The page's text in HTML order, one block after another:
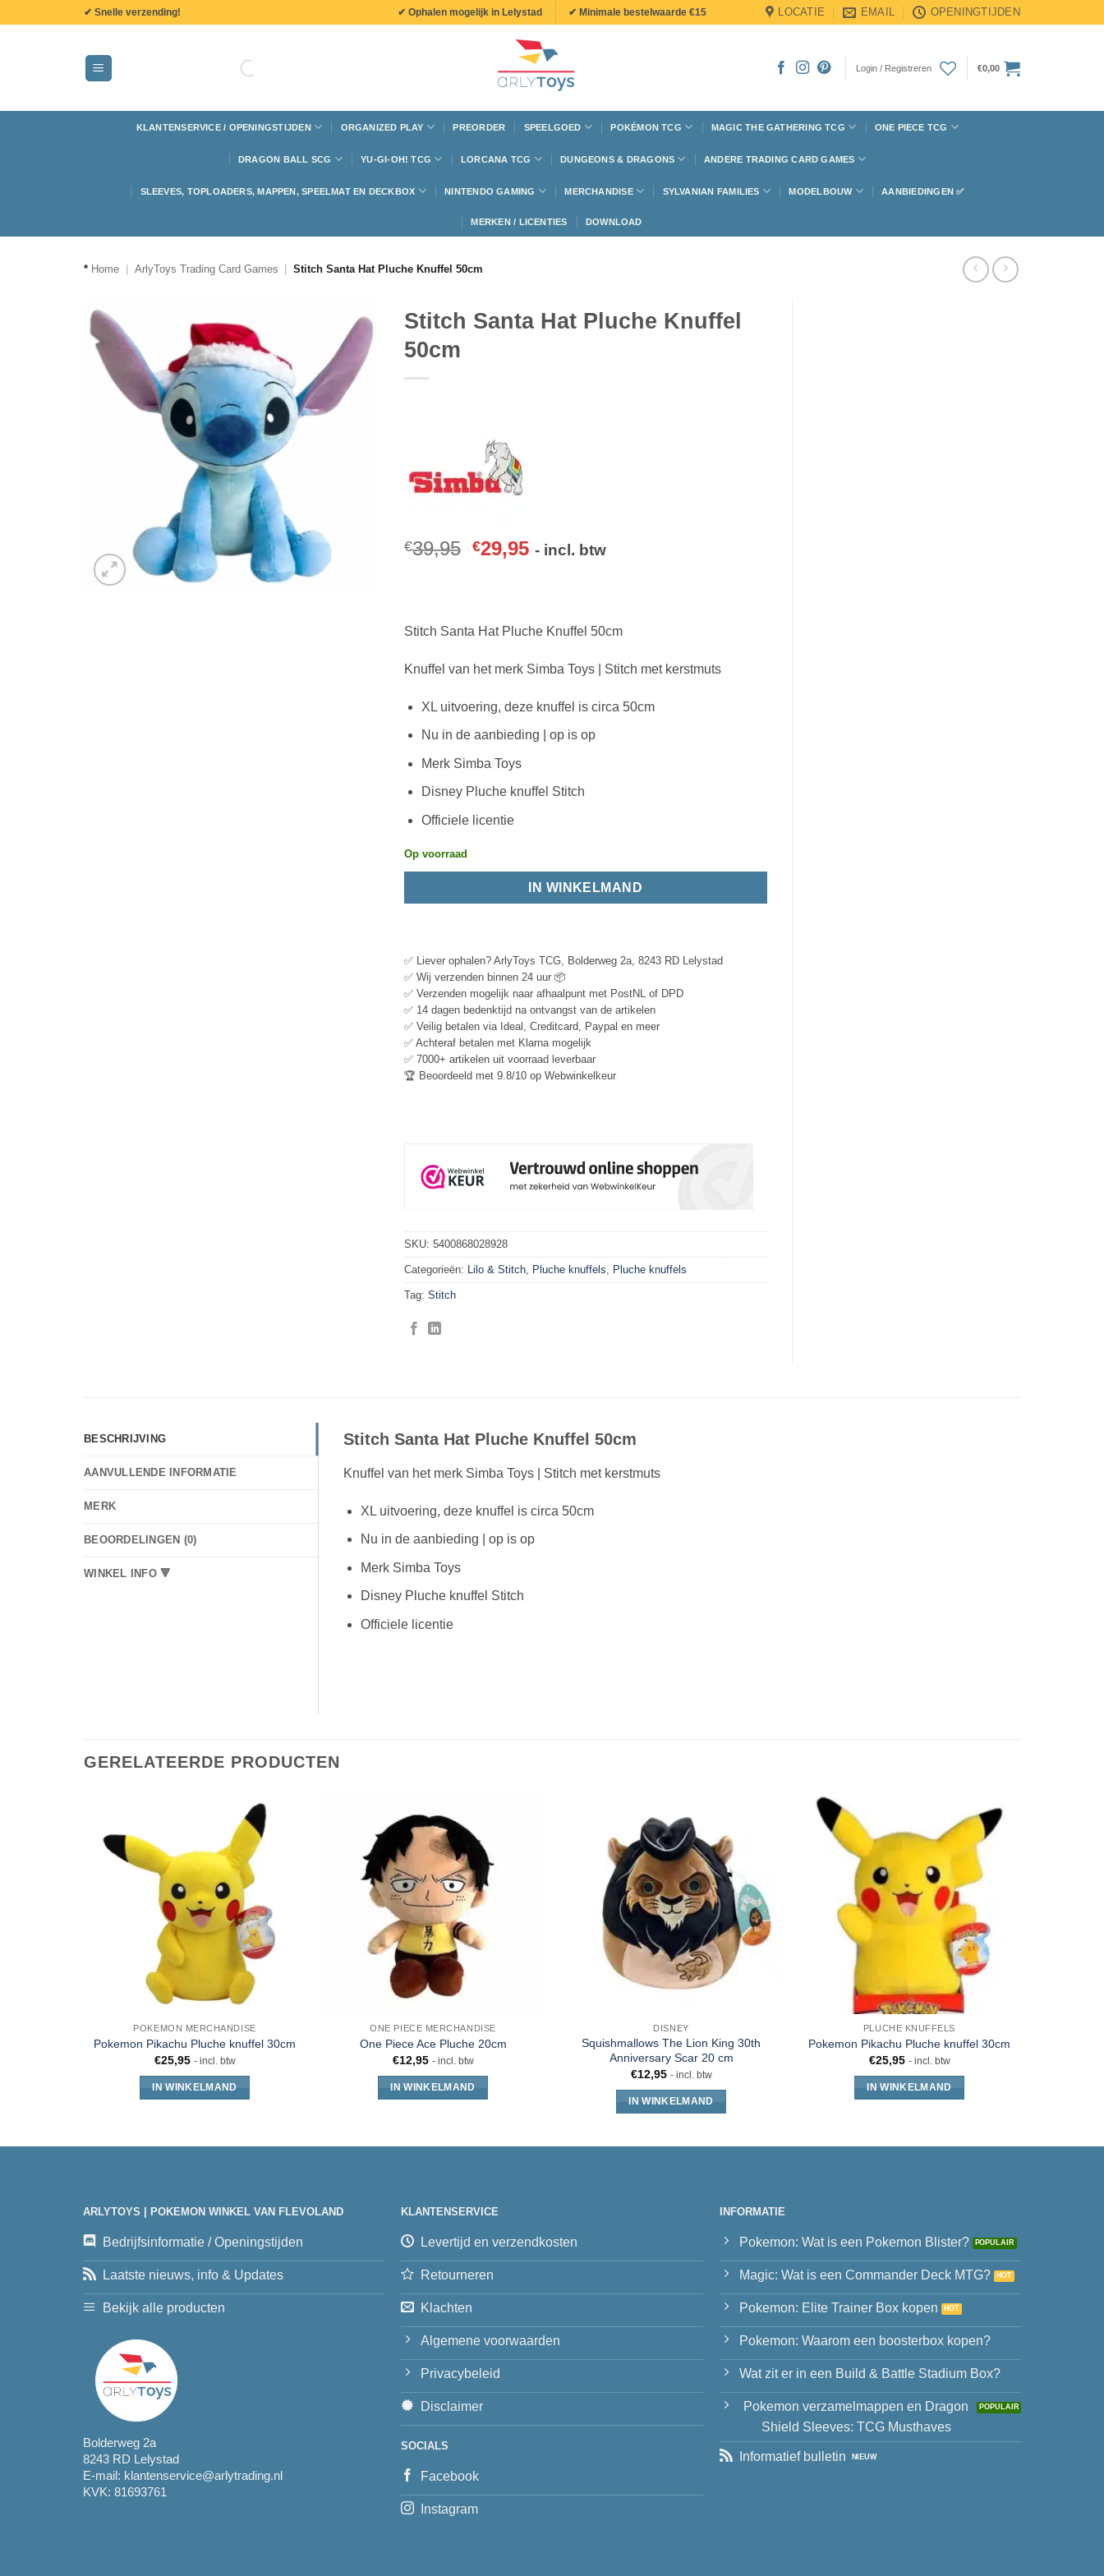
✔ Snelle verzending! ✔ Ophalen mogelijk in Lelystad ✔ Minimale bestelwaarde €15 LOCATIE EMAIL OPENINGTIJDEN
Login / Registreren €0,00
KLANTENSERVICE / OPENINGSTIJDEN ORGANIZED PLAY PREORDER SPEELGOED POKÉMON TCG MAGIC THE GATHERING TCG ONE PIECE TCG
DRAGON BALL SCG YU-GI-OH! TCG LORCANA TCG DUNGEONS & DRAGONS ANDERE TRADING CARD GAMES
SLEEVES, TOPLOADERS, MAPPEN, SPEELMAT EN DECKBOX NINTENDO GAMING MERCHANDISE SYLVANIAN FAMILIES MODELBOUW AANBIEDINGEN ✅
MERKEN / LICENTIES DOWNLOAD
* Home ArlyToys Trading Card Games Stitch Santa Hat Pluche Knuffel 50cm
Stitch Santa Hat Pluche Knuffel
50cm
€39,95 €29,95 - incl. btw
Stitch Santa Hat Pluche Knuffel 50cm
Knuffel van het merk Simba Toys | Stitch met kerstmuts
XL uitvoering, deze knuffel is circa 50cm
Nu in de aanbieding | op is op
Merk Simba Toys
Disney Pluche knuffel Stitch
Officiele licentie
Op voorraad
IN WINKELMAND
✅ Liever ophalen? ArlyToys TCG, Bolderweg 2a, 8243 RD Lelystad
✅ Wij verzenden binnen 24 uur 📦
✅ Verzenden mogelijk naar afhaalpunt met PostNL of DPD
✅ 14 dagen bedenktijd na ontvangst van de artikelen
✅ Veilig betalen via Ideal, Creditcard, Paypal en meer
✅ Achteraf betalen met Klarna mogelijk
✅ 7000+ artikelen uit voorraad leverbaar
🏆 Beoordeeld met 9.8/10 op Webwinkelkeur
SKU: 5400868028928
Categorieën: Lilo & Stitch Pluche knuffels Pluche knuffels
Tag: Stitch
BESCHRIJVING
AANVULLENDE INFORMATIE
MERK
BEOORDELINGEN (0)
WINKEL INFO 🔻
Stitch Santa Hat Pluche Knuffel 50cm
Knuffel van het merk Simba Toys | Stitch met kerstmuts
XL uitvoering, deze knuffel is circa 50cm
Nu in de aanbieding | op is op
Merk Simba Toys
Disney Pluche knuffel Stitch
Officiele licentie
GERELATEERDE PRODUCTEN
POKEMON MERCHANDISE
Pokemon Pikachu Pluche knuffel 30cm
€25,95 - incl. btw
IN WINKELMAND
ONE PIECE MERCHANDISE
One Piece Ace Pluche 20cm
€12,95 - incl. btw
IN WINKELMAND
DISNEY
Squishmallows The Lion King 30th
Anniversary Scar 20 cm
€12,95 - incl. btw
IN WINKELMAND
PLUCHE KNUFFELS
Pokemon Pikachu Pluche knuffel 30cm
€25,95 - incl. btw
IN WINKELMAND
ARLYTOYS | POKEMON WINKEL VAN FLEVOLAND
Bedrijfsinformatie / Openingstijden
Laatste nieuws, info & Updates
Bekijk alle producten
Bolderweg 2a
8243 RD Lelystad
E-mail: klantenservice@arlytrading.nl
KVK: 81693761
KLANTENSERVICE
Levertijd en verzendkosten
Retourneren
Klachten
Algemene voorwaarden
Privacybeleid
Disclaimer
SOCIALS
Facebook
Instagram
INFORMATIE
Pokemon: Wat is een Pokemon Blister?
Magic: Wat is een Commander Deck MTG?
Pokemon: Elite Trainer Box kopen
Pokemon: Waarom een boosterbox kopen?
Wat zit er in een Build & Battle Stadium Box?
Pokemon verzamelmappen en Dragon
Shield Sleeves: TCG Musthaves
Informatief bulletin